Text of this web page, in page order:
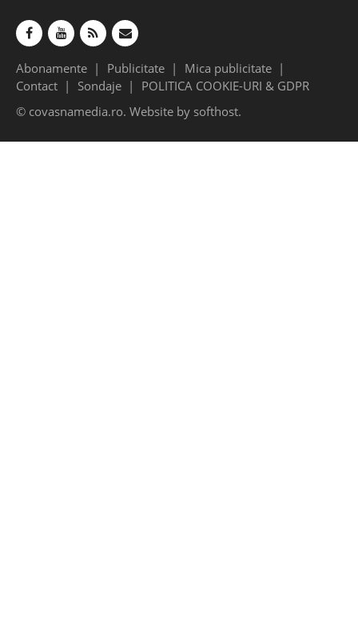
Abonamente Publicitate
Mica publicitate
Contact
Sondaje
POLITICA COOKIE-URI & GDPR
© covasnamedia.ro. Website by softhost.